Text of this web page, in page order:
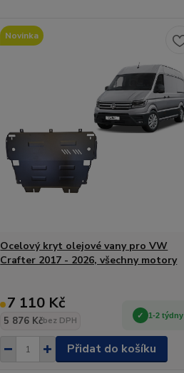
Novinka
Ocelový kryt olejové vany pro VW
Crafter 2017 - 2026, všechny motory
7 110 Kč
5 876 Kčbez DPH
1-2 týdny
Přidat do košíku